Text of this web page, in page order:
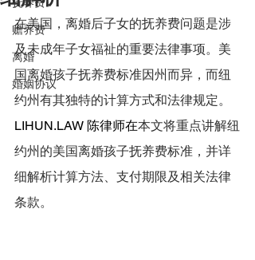
赡养费
离婚
婚姻协议
在美国，离婚后子女的抚养费问题是涉
及未成年子女福祉的重要法律事项。美
国离婚孩子抚养费标准因州而异，而纽
约州有其独特的计算方式和法律规定。
LIHUN.LAW 陈律师在本文将重点讲解纽
约州的美国离婚孩子抚养费标准，并详
细解析计算方法、支付期限及相关法律
条款。